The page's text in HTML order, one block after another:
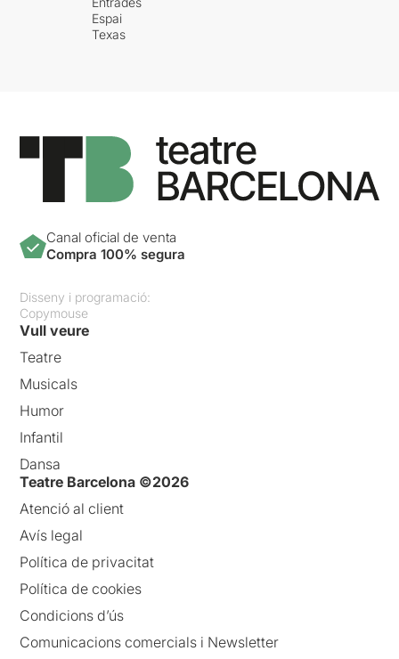
Espai
Texas
Canal oficial de venta
Compra 100% segura
Disseny i programació:
Copymouse
Vull veure
Teatre
Musicals
Humor
Infantil
Dansa
Teatre Barcelona ©2026
Atenció al client
Avís legal
Política de privacitat
Política de cookies
Condicions d’ús
Comunicacions comercials i Newsletter